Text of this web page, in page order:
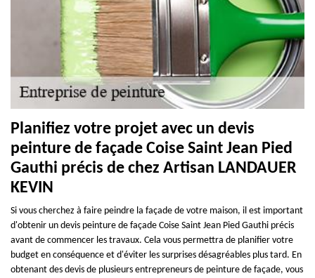
Planifiez votre projet avec un devis
peinture de façade Coise Saint Jean Pied
Gauthi précis de chez Artisan LANDAUER
KEVIN
Si vous cherchez à faire peindre la façade de votre maison, il est important
d'obtenir un devis peinture de façade Coise Saint Jean Pied Gauthi précis
avant de commencer les travaux. Cela vous permettra de planifier votre
budget en conséquence et d'éviter les surprises désagréables plus tard. En
obtenant des devis de plusieurs entrepreneurs de peinture de façade, vous